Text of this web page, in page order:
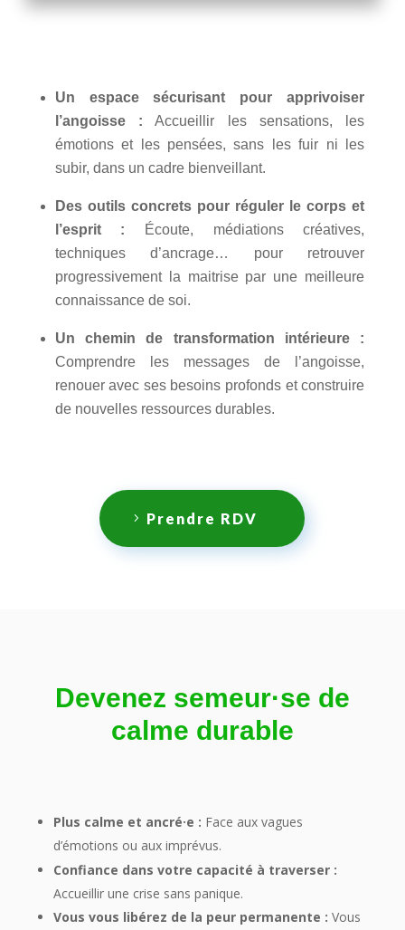
Un espace sécurisant pour apprivoiser
l’angoisse : Accueillir les sensations, les
émotions et les pensées, sans les fuir ni les
subir, dans un cadre bienveillant.
Des outils concrets pour réguler le corps et
l’esprit : Écoute, médiations créatives,
techniques d’ancrage… pour retrouver
progressivement la maitrise par une meilleure
connaissance de soi.
Un chemin de transformation intérieure :
Comprendre les messages de l’angoisse,
renouer avec ses besoins profonds et construire
de nouvelles ressources durables.
Prendre RDV
Devenez semeur·se de
calme durable
Plus calme et ancré·e : Face aux vagues
d’émotions ou aux imprévus.
Confiance dans votre capacité à traverser :
Accueillir une crise sans panique.
Vous vous libérez de la peur permanente : Vous